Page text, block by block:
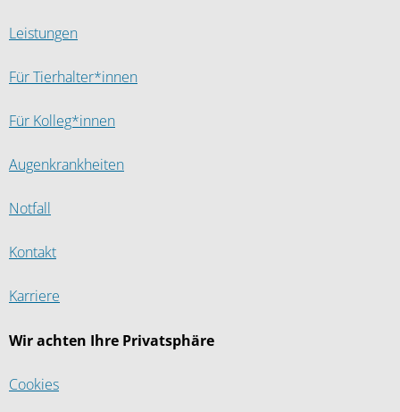
Leistungen
Für Tierhalter*innen
Für Kolleg*innen
Augenkrankheiten
Notfall
Kontakt
Karriere
Wir achten Ihre Privatsphäre
Cookies